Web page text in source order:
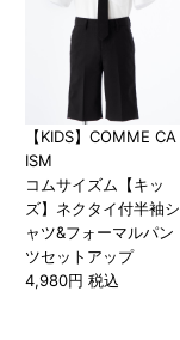
【KIDS】COMME CA
ISM
コムサイズム【キッ
ズ】ネクタイ付半袖シ
ャツ&フォーマルパン
ツセットアップ
4,980円 税込